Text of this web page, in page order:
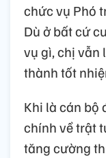
chức vụ Phó
Dù ở bất cứ
vụ gì, chị vẫn
thành tốt
Khi là cán bộ
chính về trật
tăng cường